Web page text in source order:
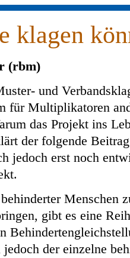
klagen
(rbm)
und
für Multiplikatoren
das Projekt ins
der folgende
jedoch erst noch
Menschen
gibt es eine
der einzelne